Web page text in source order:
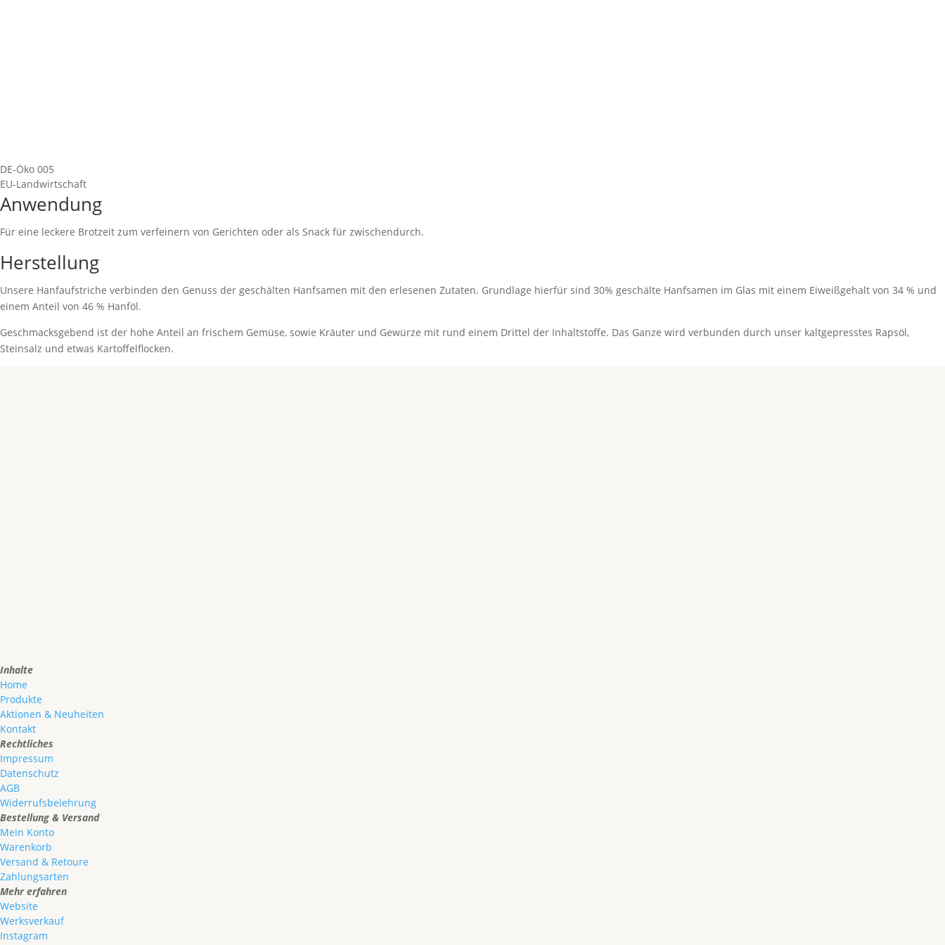
DE-Öko 005
EU-Landwirtschaft
Anwendung
Für eine leckere Brotzeit zum verfeinern von Gerichten oder als Snack für zwischendurch.
Herstellung
Unsere Hanfaufstriche verbinden den Genuss der geschälten Hanfsamen mit den erlesenen Zutaten. Grundlage hierfür sind 30% geschälte Hanfsamen im Glas mit einem Eiweißgehalt von 34 % und
einem Anteil von 46 % Hanföl.
Geschmacksgebend ist der hohe Anteil an frischem Gemüse, sowie Kräuter und Gewürze mit rund einem Drittel der Inhaltstoffe. Das Ganze wird verbunden durch unser kaltgepresstes Rapsöl,
Steinsalz und etwas Kartoffelflocken.
Inhalte
Home
Produkte
Aktionen & Neuheiten
Kontakt
Rechtliches
Impressum
Datenschutz
AGB
Widerrufsbelehrung
Bestellung & Versand
Mein Konto
Warenkorb
Versand & Retoure
Zahlungsarten
Mehr erfahren
Website
Werksverkauf
Instagram